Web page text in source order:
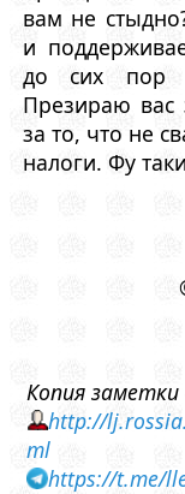
вам не
и
до сих пор
Презираю вас
за то, что не
налоги. Фу
Копия заметки
http://
ml
https://t.me/